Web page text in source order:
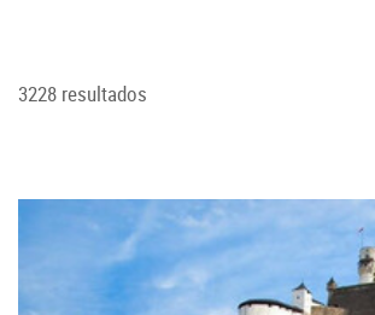
3228 resultados